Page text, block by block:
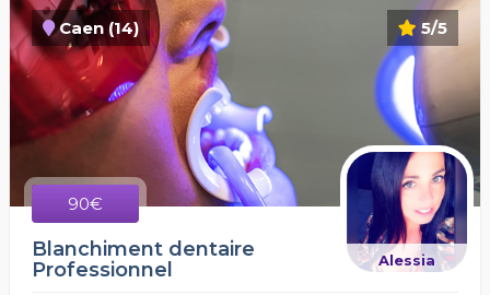
5/5
Caen (14)
90€
Alessia
Blanchiment dentaire
Professionnel